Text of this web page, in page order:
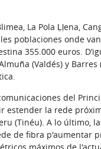
La Pola Ḷḷena,
les poblaciones onde
355.000 euros.
(Valdés) y
del
la rede
(Tinéu). A lo
de fibra p'aumentar